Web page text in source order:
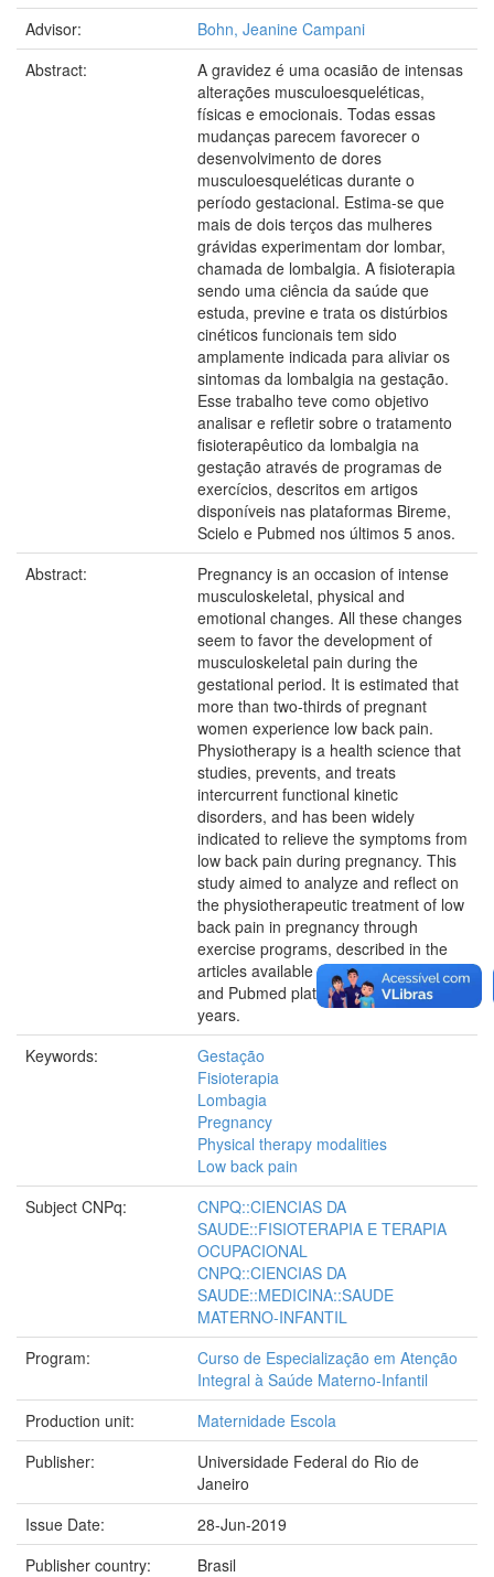
Advisor:
Bohn, Jeanine Campani
Abstract:
A gravidez é uma ocasião de intensas
alterações musculoesqueléticas,
físicas e emocionais. Todas essas
mudanças parecem favorecer o
desenvolvimento de dores
musculoesqueléticas durante o
período gestacional. Estima-se que
mais de dois terços das mulheres
grávidas experimentam dor lombar,
chamada de lombalgia. A fisioterapia
sendo uma ciência da saúde que
estuda, previne e trata os distúrbios
cinéticos funcionais tem sido
amplamente indicada para aliviar os
sintomas da lombalgia na gestação.
Esse trabalho teve como objetivo
analisar e refletir sobre o tratamento
fisioterapêutico da lombalgia na
gestação através de programas de
exercícios, descritos em artigos
disponíveis nas plataformas Bireme,
Scielo e Pubmed nos últimos 5 anos.
Abstract:
Pregnancy is an occasion of intense
musculoskeletal, physical and
emotional changes. All these changes
seem to favor the development of
musculoskeletal pain during the
gestational period. It is estimated that
more than two-thirds of pregnant
women experience low back pain.
Physiotherapy is a health science that
studies, prevents, and treats
intercurrent functional kinetic
disorders, and has been widely
indicated to relieve the symptoms from
low back pain during pregnancy. This
study aimed to analyze and reflect on
the physiotherapeutic treatment of low
back pain in pregnancy through
exercise programs, described in the
articles available on the Bireme, Scielo
and Pubmed platforms in the last 5
years.
Keywords:
Gestação
Fisioterapia
Lombagia
Pregnancy
Physical therapy modalities
Low back pain
Subject CNPq:
CNPQ::CIENCIAS DA
SAUDE::FISIOTERAPIA E TERAPIA
OCUPACIONAL
CNPQ::CIENCIAS DA
SAUDE::MEDICINA::SAUDE
MATERNO-INFANTIL
Program:
Curso de Especialização em Atenção
Integral à Saúde Materno-Infantil
Production unit:
Maternidade Escola
Publisher:
Universidade Federal do Rio de
Janeiro
Issue Date:
28-Jun-2019
Publisher country:
Brasil